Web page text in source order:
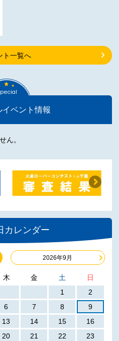
カレンダー
2026年9月
木 金 土
日
1
2
6 7 8
9
13 14 15
16
20 21 22
23
ト一覧へ
イベント情報
ん。